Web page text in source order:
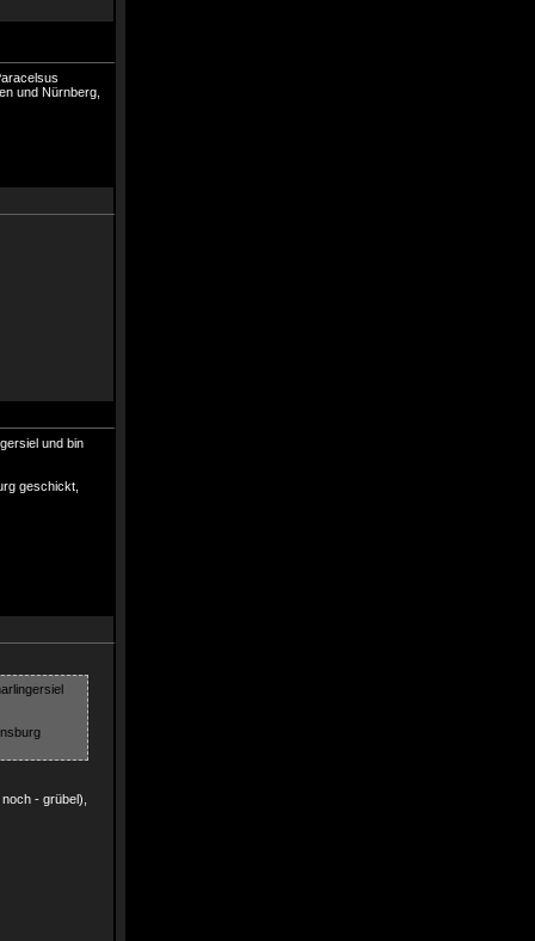
und Nürnberg,
und bin
geschickt,
- grübel),